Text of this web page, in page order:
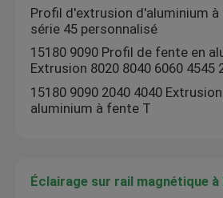
Profil d'extrusion d'aluminium à
série 45 personnalisé
15180 9090 Profil de fente en
Extrusion 8020 8040 6060 4545
15180 9090 2040 4040
aluminium à fente T
Éclairage sur rail magnétique à